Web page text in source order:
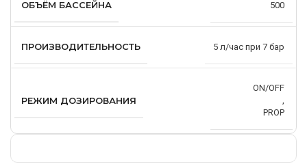
ОБЪЁМ БАССЕЙНА 500
ПРОИЗВОДИТЕЛЬНОСТЬ 5 л/час при 7 бар
РЕЖИМ ДОЗИРОВАНИЯ
ON/OFF
,
PROP